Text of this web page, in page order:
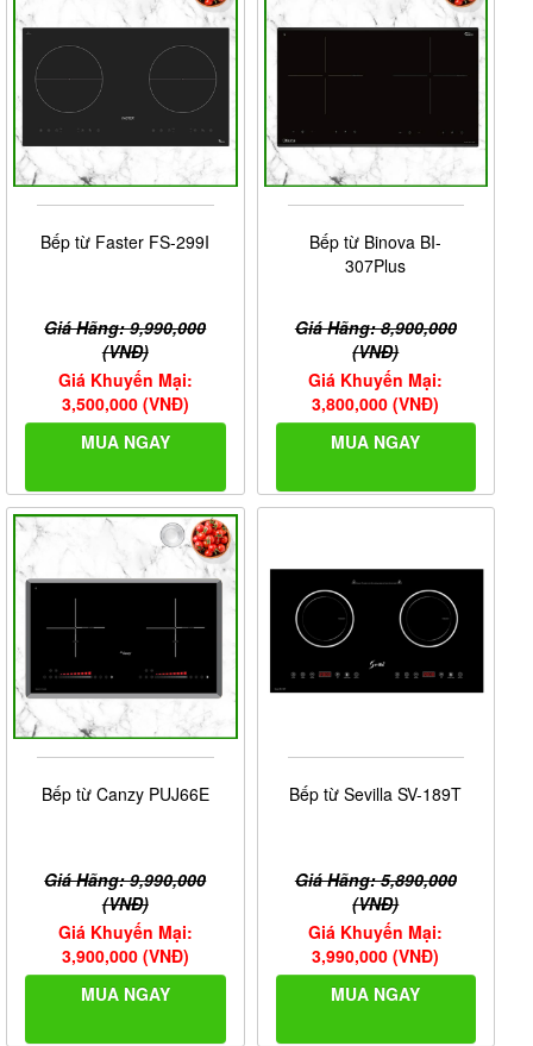
Bếp từ Faster FS-299I
Giá Hãng: 9,990,000
(VNĐ)
Giá Khuyến Mại:
3,500,000 (VNĐ)
MUA NGAY
Bếp từ Binova BI-
307Plus
Giá Hãng: 8,900,000
(VNĐ)
Giá Khuyến Mại:
3,800,000 (VNĐ)
MUA NGAY
Bếp từ Canzy PUJ66E
Giá Hãng: 9,990,000
(VNĐ)
Giá Khuyến Mại:
3,900,000 (VNĐ)
MUA NGAY
Bếp từ Sevilla SV-189T
Giá Hãng: 5,890,000
(VNĐ)
Giá Khuyến Mại:
3,990,000 (VNĐ)
MUA NGAY